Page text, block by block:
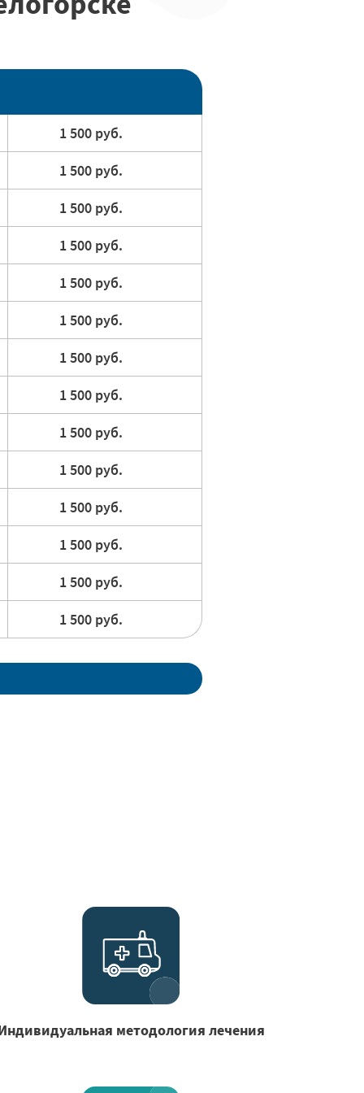
1 500 руб.
1 500 руб.
1 500 руб.
1 500 руб.
1 500 руб.
1 500 руб.
1 500 руб.
1 500 руб.
1 500 руб.
1 500 руб.
1 500 руб.
1 500 руб.
1 500 руб.
1 500 руб.
методология лечения